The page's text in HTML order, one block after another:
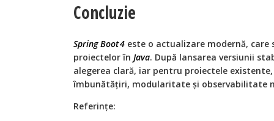
Concluzie
Spring Boot 4 este o actualizare modernă,
proiectelor în Java. După lansarea versiunii
alegerea clară, iar pentru proiectele
îmbunătățiri, modularitate și observabilitate
Referințe: